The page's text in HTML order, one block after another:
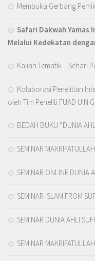
Membuka Gerbang
Safari Dakwah Yamas
Melalui Kedekatan
Kajian Tematik – Sehari
Kolaborasi Penelitian
oleh Tim Peneliti FUAD UIN
BEDAH BUKU “DUNIA
SEMINAR
SEMINAR ONLINE DUNIA
SEMINAR ISLAM FROM
SEMINAR DUNIA AHLI
SEMINAR